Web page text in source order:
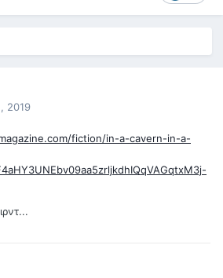
2019
fiction/in-a-cavern-in-a-